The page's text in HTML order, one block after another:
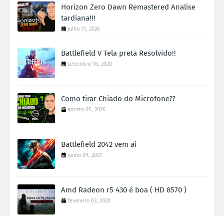
Horizon Zero Dawn Remastered Analise
tardiana!!!
julho 31, 2026
Battlefield V Tela preta Resolvido!!
setembro 16, 2020
Como tirar Chiado do Microfone??
agosto 05, 2026
Battlefield 2042 vem ai
junho 09, 2021
Amd Radeon r5 430 é boa ( HD 8570 )
fevereiro 03, 2020